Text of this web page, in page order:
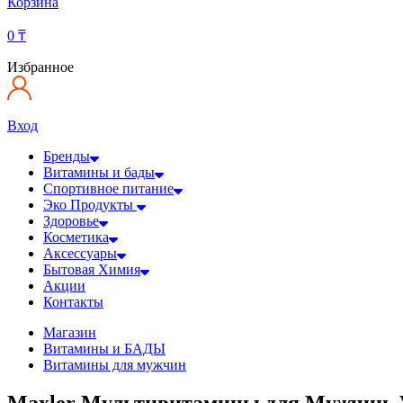
0 ₸
Избранное
Вход
Бренды
Витамины и бады
Спортивное питание
Эко Продукты
Здоровье
Косметика
Аксессуары
Бытовая Химия
Акции
Контакты
Магазин
Витамины и БАДЫ
Витамины для мужчин